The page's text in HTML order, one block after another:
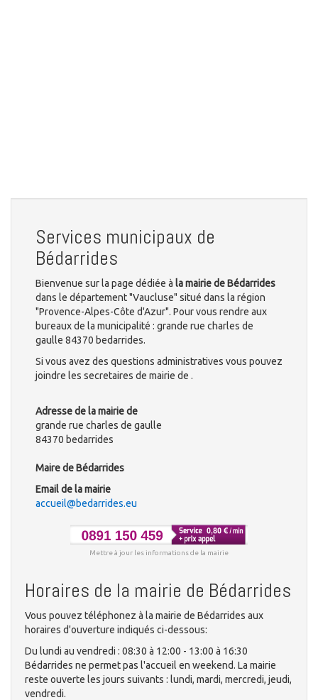
Services municipaux de
Bédarrides
Bienvenue sur la page dédiée à la mairie de Bédarrides
dans le département "Vaucluse" situé dans la région
"Provence-Alpes-Côte d'Azur". Pour vous rendre aux
bureaux de la municipalité : grande rue charles de
gaulle 84370 bedarrides.
Si vous avez des questions administratives vous pouvez
joindre les secretaires de mairie de .
Adresse de la mairie de
grande rue charles de gaulle
84370 bedarrides
Maire de Bédarrides
Email de la mairie
accueil@bedarrides.eu
Mettre à jour les informations de la mairie
Horaires de la mairie de Bédarrides
Vous pouvez téléphonez à la mairie de Bédarrides aux
horaires d'ouverture indiqués ci-dessous:
Du lundi au vendredi : 08:30 à 12:00 - 13:00 à 16:30
Bédarrides ne permet pas l'accueil en weekend. La mairie
reste ouverte les jours suivants : lundi, mardi, mercredi, jeudi,
vendredi.